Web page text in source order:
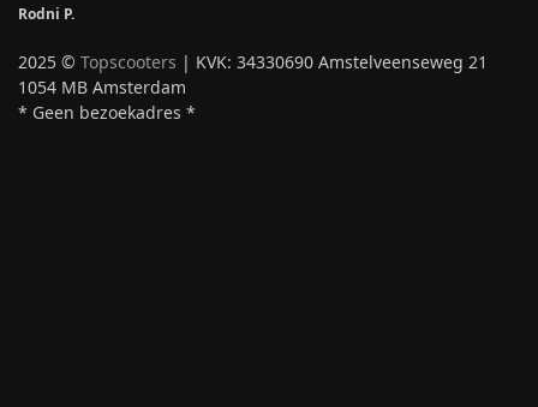
Rodni P.
2025 © Topscooters | KVK: 34330690 Amstelveenseweg 21
1054 MB Amsterdam
* Geen bezoekadres *